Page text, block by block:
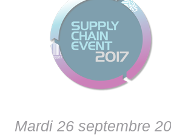
TOUTES LES INTERVIEWS
👉 PRENDRE LA PAROLE
👉 PLANNING EDITORIAL
•
•
•
👉
Mardi 26 septembre